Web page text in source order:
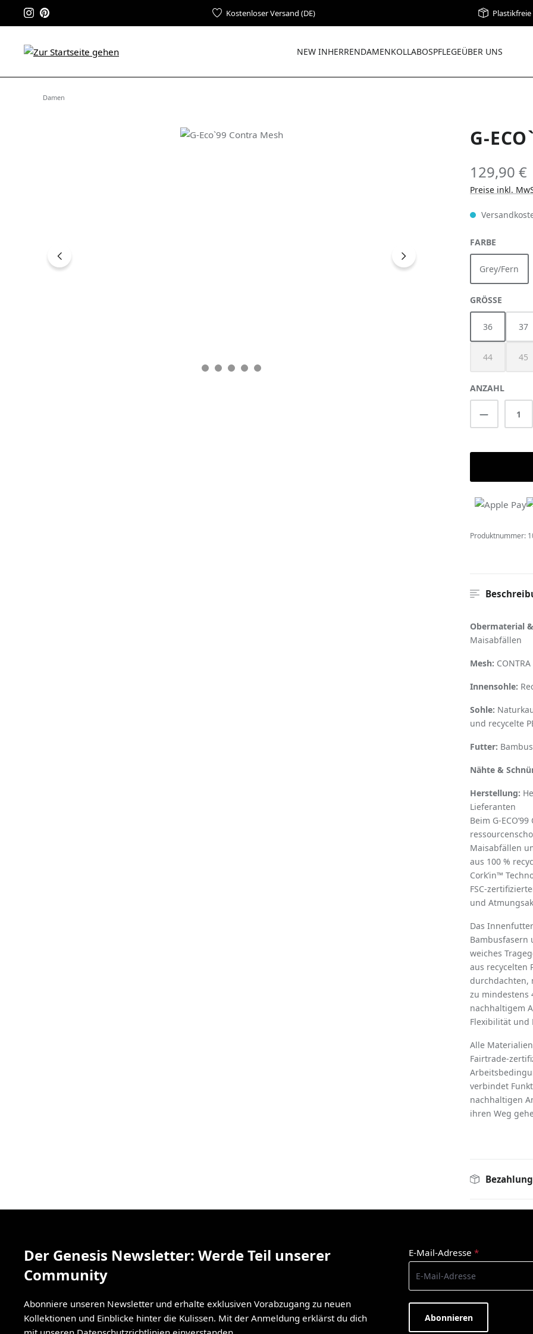
Kostenloser Versand (DE)
NEW INHERRENDAMENKOLLABOSPFLEGEÜBER UNS
Damen
G-
129,90 €
Preise inkl.
FARBE
Grey/Fern
GRÖSSE
36 37
44
(Diese
45
ANZAHL
Produktnummer:
Obermaterial
Maisabfällen
Mesh:
Innensohle:
Sohle:
und recycelte
Futter:
Nähte &
Herstellung:
Lieferanten
Beim G-
Maisabfällen
aus 100 %
Cork’in™
FSC-
und
Das
Bambusfasern
weiches
aus recycelten
durchdachten,
zu mindestens
nachhaltigem
Flexibilität und
Alle
Fairtrade-
verbindet
nachhaltigen
ihren Weg
Der Genesis Newsletter: Werde Teil unserer
Community
Abonniere unseren Newsletter und erhalte exklusiven Vorabzugang zu neuen
Kollektionen und Einblicke hinter die Kulissen. Mit der Anmeldung erklärst du dich
E-Mail-Adresse *
Abonnieren